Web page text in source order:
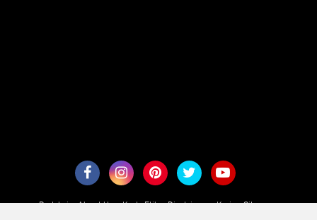
Redaksi About Us Kode Etik Disclaimer Karir
Sitemaps